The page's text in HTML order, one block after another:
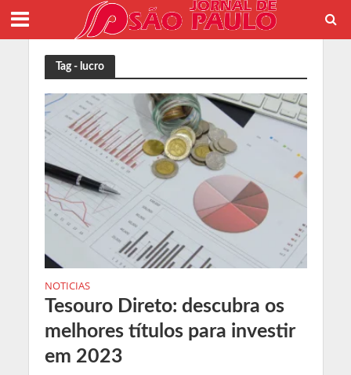
Tag - lucro
NOTICIAS
Tesouro Direto: descubra os
melhores títulos para investir
em 2023